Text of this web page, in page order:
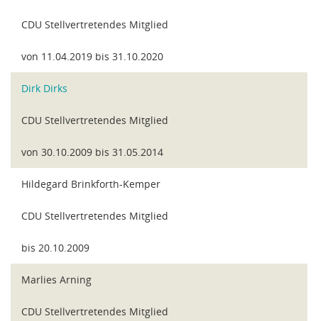
CDU Stellvertretendes Mitglied
von 11.04.2019 bis 31.10.2020
Dirk Dirks
CDU Stellvertretendes Mitglied
von 30.10.2009 bis 31.05.2014
Hildegard Brinkforth-Kemper
CDU Stellvertretendes Mitglied
bis 20.10.2009
Marlies Arning
CDU Stellvertretendes Mitglied